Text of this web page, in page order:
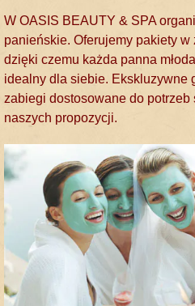
W ОASIS BEAUTY & SPA
panieńskie. Oferujemy pakiety
dzięki czemu każda panna
idealny dla siebie. Ekskluzywne
zabiegi dostosowane do
naszych propozycji.